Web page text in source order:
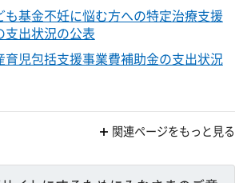
も基金不妊に悩む方への特定治療支援
出状況の公表
育児包括支援事業費補助金の支出状況
関連ページをもっと見る